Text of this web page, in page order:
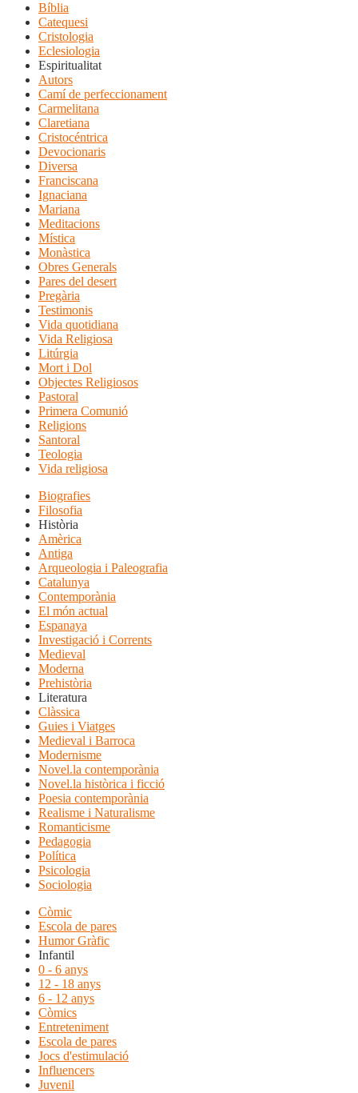
Bíblia
Catequesi
Cristologia
Eclesiologia
Espiritualitat
Autors
Camí de perfeccionament
Carmelitana
Claretiana
Cristocéntrica
Devocionaris
Diversa
Franciscana
Ignaciana
Mariana
Meditacions
Mística
Monàstica
Obres Generals
Pares del desert
Pregària
Testimonis
Vida quotidiana
Vida Religiosa
Litúrgia
Mort i Dol
Objectes Religiosos
Pastoral
Primera Comunió
Religions
Santoral
Teologia
Vida religiosa
Biografies
Filosofia
Història
Amèrica
Antiga
Arqueologia i Paleografia
Catalunya
Contemporània
El món actual
Espanaya
Investigació i Corrents
Medieval
Moderna
Prehistòria
Literatura
Clàssica
Guies i Viatges
Medieval i Barroca
Modernisme
Novel.la contemporània
Novel.la històrica i ficció
Poesia contemporània
Realisme i Naturalisme
Romanticisme
Pedagogia
Política
Psicologia
Sociologia
Còmic
Escola de pares
Humor Gràfic
Infantil
0 - 6 anys
12 - 18 anys
6 - 12 anys
Còmics
Entreteniment
Escola de pares
Jocs d'estimulació
Influencers
Juvenil